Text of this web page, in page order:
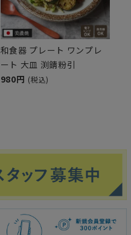
和食器 プレート ワンプレ
ート 大皿 渕錆粉引
980円 (税込)